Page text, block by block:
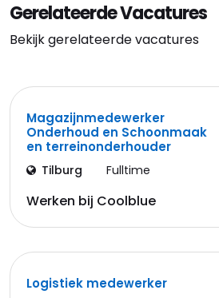
Gerelateerde Vacatures
Bekijk gerelateerde vacatures
Magazijnmedewerker
Onderhoud en Schoonmaak
en terreinonderhouder
Tilburg Fulltime
Werken bij Coolblue
Logistiek medewerker